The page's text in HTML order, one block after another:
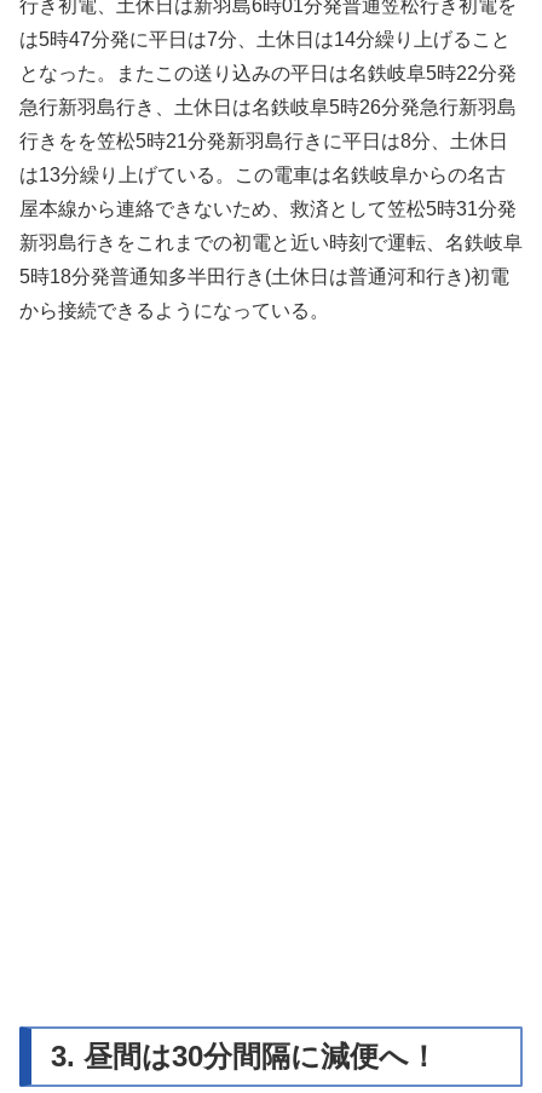
行き初電、土休日は新羽島6時01分発普通笠松行き初電を
は5時47分発に平日は7分、土休日は14分繰り上げること
となった。またこの送り込みの平日は名鉄岐阜5時22分発
急行新羽島行き、土休日は名鉄岐阜5時26分発急行新羽島
行きをを笠松5時21分発新羽島行きに平日は8分、土休日
は13分繰り上げている。この電車は名鉄岐阜からの名古
屋本線から連絡できないため、救済として笠松5時31分発
新羽島行きをこれまでの初電と近い時刻で運転、名鉄岐阜
5時18分発普通知多半田行き(土休日は普通河和行き)初電
から接続できるようになっている。
3. 昼間は30分間隔に減便へ！